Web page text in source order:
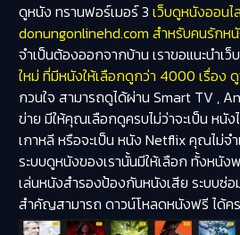
ดูหนัง ทรานฟอร์เมอร์ 3 เว็บดูหนังออน
donungonlinehd.com สำหรับคนรักห
จำเป็นต้องออกจากบ้าน เราขอแนะนำเ
ใหม่ ที่มีหนังให้เลือกดูกว่า 4000 เรื่อง
กวนใจ สามารถดูได้ผ่าน Smart TV ,
ข่าย มีให้คุณเลือกดูครบไม่ว่าจะเป็น หนั
เกาหลี หรือจะเป็น หนัง Netflix คุณไม่จ
ระบบดูหนังของเรานั้นมีให้เลือก ทั้งหนัง
เล่นหนังสำรองป้องกันหนังเสีย ระบบซ่
สำคัญสามารถ ดาวน์โหลดหนังฟรี ได้ค